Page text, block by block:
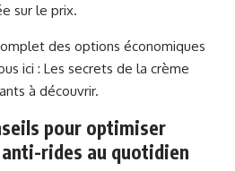
sur le prix.
des options économiques
ici : Les secrets de la crème
à découvrir.
pour optimiser
rides au quotidien